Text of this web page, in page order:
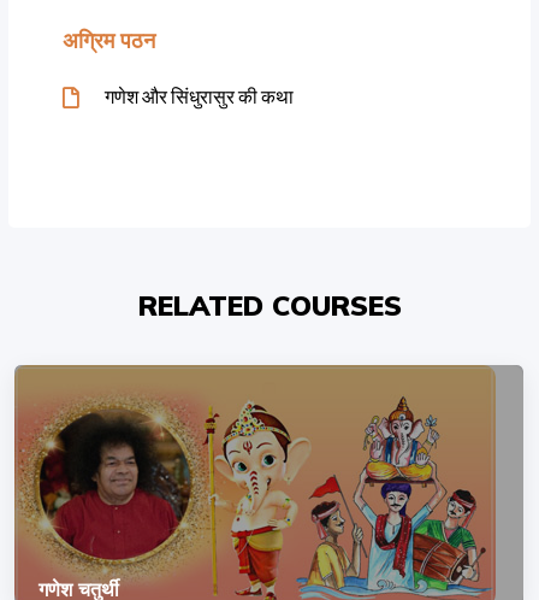
अग्रिम पठन
गणेश और सिंधुरासुर की कथा
RELATED COURSES
गणेश चतुर्थी